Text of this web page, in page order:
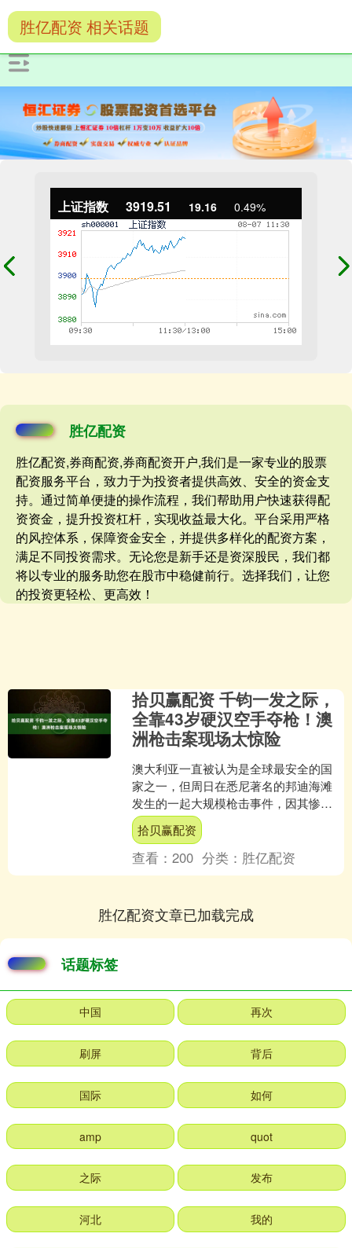
上证指数 3919.51 19.16 0.49%
胜亿配资
胜亿配资,券商配资,券商配资开户,我们是一家专业的股票
配资服务平台，致力于为投资者提供高效、安全的资金支
持。通过简单便捷的操作流程，我们帮助用户快速获得配
资资金，提升投资杠杆，实现收益最大化。平台采用严格
的风控体系，保障资金安全，并提供多样化的配资方案，
满足不同投资需求。无论您是新手还是资深股民，我们都
将以专业的服务助您在股市中稳健前行。选择我们，让您
的投资更轻松、更高效！
胜亿配资 相关话题
拾贝赢配资 千钧一发之际，
全靠43岁硬汉空手夺枪！澳
洲枪击案现场太惊险
澳大利亚一直被认为是全球最安全的国
家之一，但周日在悉尼著名的邦迪海滩
发生的一起大规模枪击事件，因其惨烈
的场面和针对特定族群的性质，令全国
震惊。 展开剩余55% ....
拾贝赢配资
查看：200 分类： 胜亿配资
胜亿配资文章已加载完成
话题标签
中国 再次
刷屏 背后
国际 如何
amp quot
之际 发布
河北 我的